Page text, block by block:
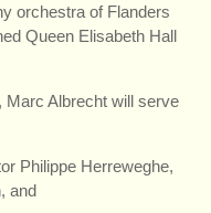
orchestra of Flanders
Queen Elisabeth Hall
Marc Albrecht will serve
Philippe Herreweghe,
and